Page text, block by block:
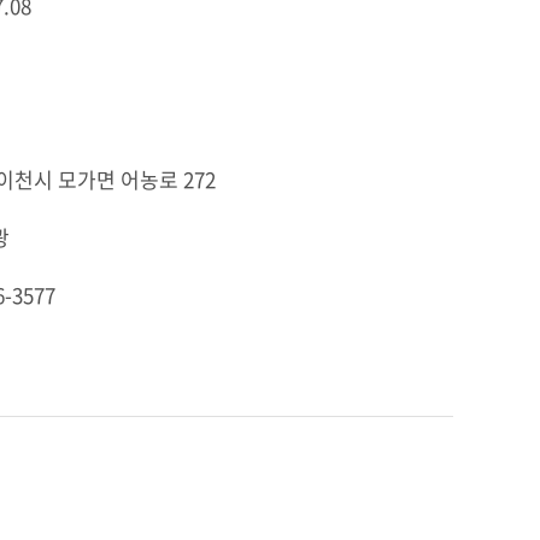
천시 모가면 어농로 272
3577